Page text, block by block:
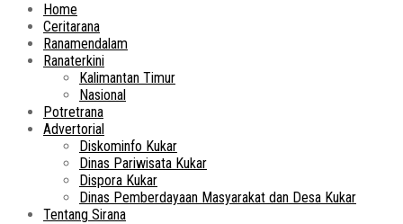
Home
Ceritarana
Ranamendalam
Ranaterkini
Kalimantan Timur
Nasional
Potretrana
Advertorial
Diskominfo Kukar
Dinas Pariwisata Kukar
Dispora Kukar
Dinas Pemberdayaan Masyarakat dan Desa Kukar
Tentang Sirana